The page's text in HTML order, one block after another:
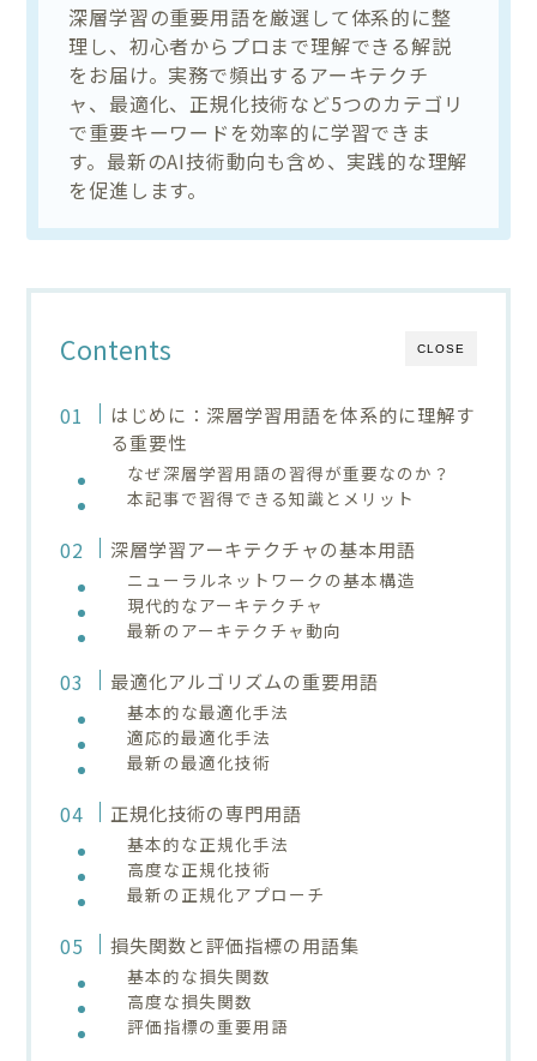
深層学習の重要用語を厳選して体系的に整
理し、初心者からプロまで理解できる解説
をお届け。実務で頻出するアーキテクチ
ャ、最適化、正規化技術など5つのカテゴリ
で重要キーワードを効率的に学習できま
す。最新のAI技術動向も含め、実践的な理解
を促進します。
CLOSE
Contents
はじめに：深層学習用語を体系的に理解す
る重要性
なぜ深層学習用語の習得が重要なのか？
本記事で習得できる知識とメリット
深層学習アーキテクチャの基本用語
ニューラルネットワークの基本構造
現代的なアーキテクチャ
最新のアーキテクチャ動向
最適化アルゴリズムの重要用語
基本的な最適化手法
適応的最適化手法
最新の最適化技術
正規化技術の専門用語
基本的な正規化手法
高度な正規化技術
最新の正規化アプローチ
損失関数と評価指標の用語集
基本的な損失関数
高度な損失関数
評価指標の重要用語